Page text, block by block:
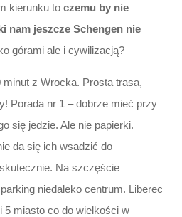
kierunku to czemu by nie
nam jeszcze Schengen nie
górami ale i cywilizacją?
minut z Wrocka. Prosta trasa,
Porada nr 1 – dobrze mieć przy
się jedzie. Ale nie papierki.
da się ich wsadzić do
Na szczęście
niedaleko centrum. Liberec
5 miasto co do wielkości w